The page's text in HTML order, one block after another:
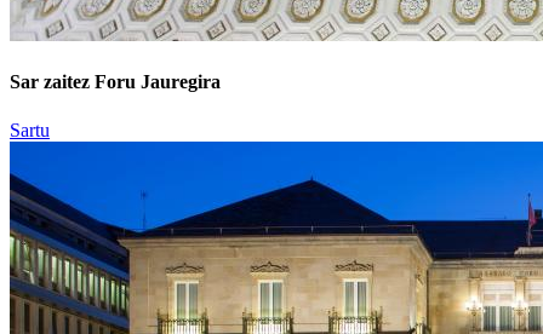
Sar zaitez Foru Jauregira
Sartu